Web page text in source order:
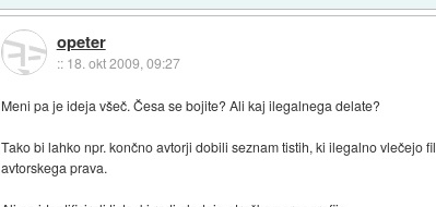
opeter
:: 18. okt 2009, 09:27
Meni pa je ideja všeč. Česa se bojite? Ali kaj ilegalnega delate?
Tako bi lahko npr. končno avtorji dobili seznam tistih, ki ilegalno
avtorskega prava.